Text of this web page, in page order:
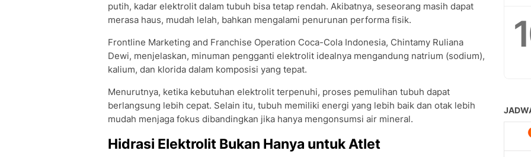
putih, kadar elektrolit dalam tubuh bisa tetap rendah. Akibatnya, seseorang masih dapat
merasa haus, mudah lelah, bahkan mengalami penurunan performa fisik.
Frontline Marketing and Franchise Operation Coca-Cola Indonesia, Chintamy Ruliana
Dewi, menjelaskan, minuman pengganti elektrolit idealnya mengandung natrium (sodium),
kalium, dan klorida dalam komposisi yang tepat.
Menurutnya, ketika kebutuhan elektrolit terpenuhi, proses pemulihan tubuh dapat
berlangsung lebih cepat. Selain itu, tubuh memiliki energi yang lebih baik dan otak lebih
mudah menjaga fokus dibandingkan jika hanya mengonsumsi air mineral.
Hidrasi Elektrolit Bukan Hanya untuk Atlet